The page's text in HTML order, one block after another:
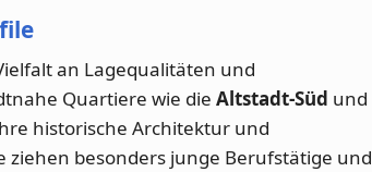
an Lagequalitäten und
Quartiere wie die Altstadt-Süd und
historische Architektur und
ziehen besonders junge Berufstätige und